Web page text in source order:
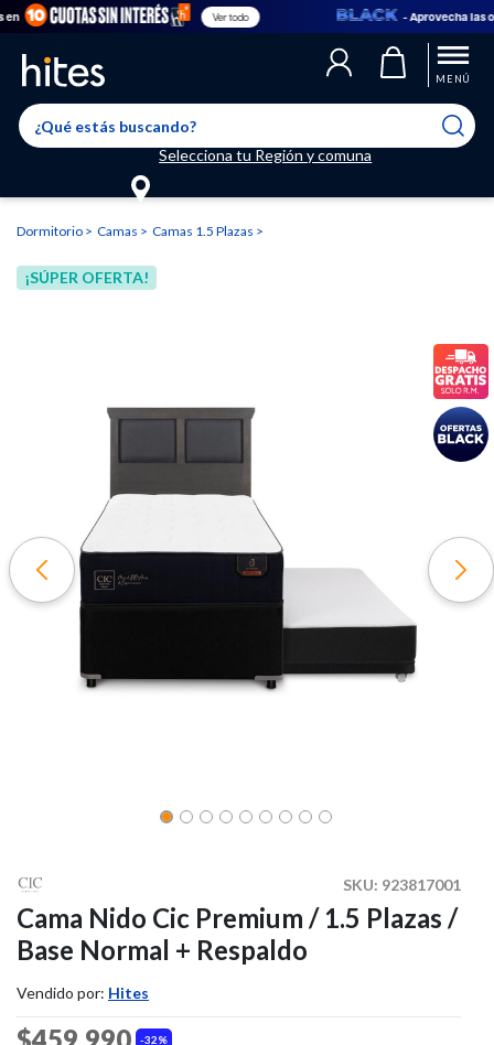
Ver todo - Aprovecha las
MENÚ
Selecciona tu Región y comuna
El producto ha sido eliminado correctamente
El producto ha sido agregado a tu lista de favoritos correctamente
Llegaste al límite de productos favoritos permitidos, para agregar
uno nuevo ingresa a “Mi cuenta” y elimina los que ya no necesitas.
Dormitorio Camas Camas 1.5 Plazas
¡SÚPER OFERTA!
SKU: 923817001
Cama Nido Cic Premium / 1.5 Plazas /
Base Normal + Respaldo
Vendido por: Hites
32%